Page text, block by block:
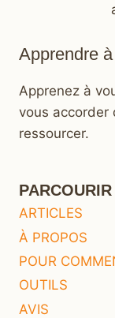
Apprendre
Apprenez à
vous accorder
ressourcer.
PARCOURIR
ARTICLES
À PROPOS
POUR
OUTILS
AVIS